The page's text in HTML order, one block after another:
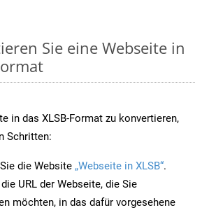
Sie eine Webseite in
in das XLSB-Format zu konvertieren,
Schritten:
die Website „Webseite in XLSB“.
URL der Webseite, die Sie
möchten, in das dafür vorgesehene